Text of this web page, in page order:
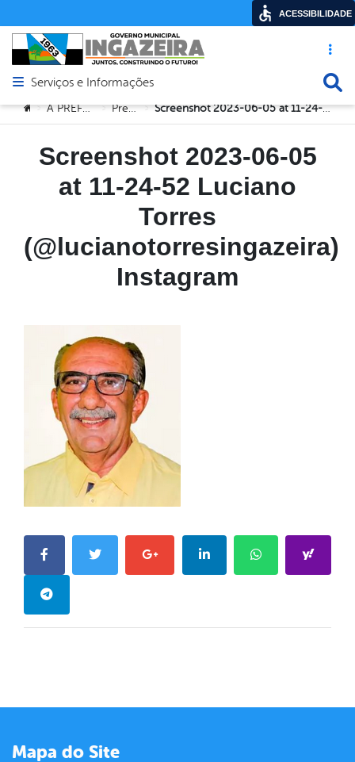
Acesso
Abrir menu principal de navegação
Serviços e Informações
Você está aqui:
> A PREFEITURA > Prefeito > Screenshot 2023-06-05 at 11-24-52 Luciano Torres (@lucianotorresingazeira) Instagram
Screenshot 2023-06-05
at 11-24-52 Luciano
Torres
(@lucianotorresingazeira)
Instagram
Mapa do Site
ACESSIBILIDADE